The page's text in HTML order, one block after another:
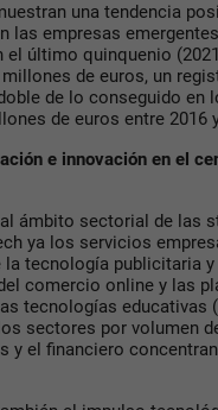
una tendencia
las empresas
último quinquenio
de euros, un
de lo conseguido en
de euros entre 2016
e innovación en el
ámbito sectorial de las
ya los servicios
tecnología publicitaria y
comercio online y las
tecnologías educativas
sectores por volumen
y el financiero